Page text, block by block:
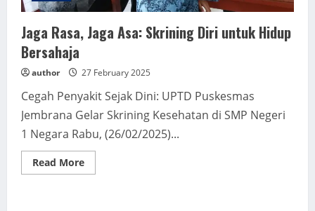
Jaga Rasa, Jaga Asa: Skrining Diri untuk Hidup
Bersahaja
author 27 February 2025
Cegah Penyakit Sejak Dini: UPTD Puskesmas
Jembrana Gelar Skrining Kesehatan di SMP Negeri
1 Negara Rabu, (26/02/2025)...
Read MoreRead
more